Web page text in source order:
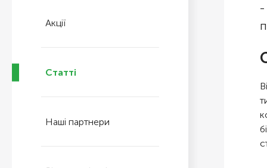
Акції
Статті
Наші партнери
-